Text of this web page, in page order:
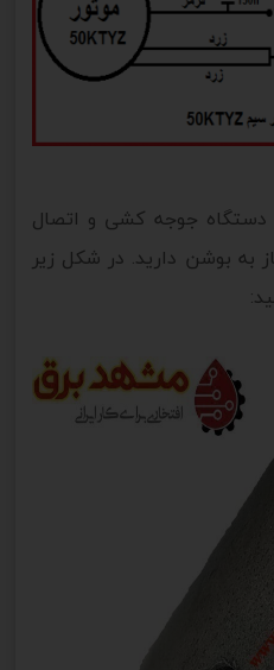
دستگاه جوجه کشی و اتصال
به بوشن دارید. در شکل زیر